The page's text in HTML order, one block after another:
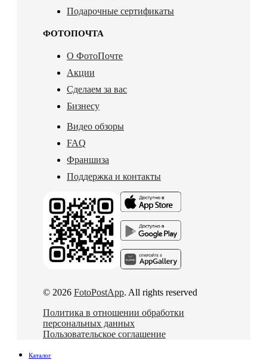
Подарочные сертификаты
ФОТОПОЧТА
О ФотоПочте
Акции
Сделаем за вас
Бизнесу
Видео обзоры
FAQ
Франшиза
Поддержка и контакты
© 2026 FotoPostApp. All rights reserved
Политика в отношении обработки
персональных данных
Пользовательское соглашение
Каталог